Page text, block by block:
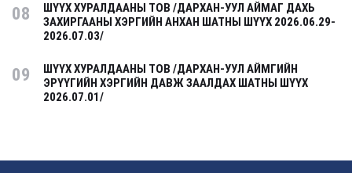
08
ШҮҮХ ХУРАЛДААНЫ ТОВ /ДАРХАН-УУЛ АЙМАГ ДАХЬ
ЗАХИРГААНЫ ХЭРГИЙН АНХАН ШАТНЫ ШҮҮХ 2026.06.29-
2026.07.03/
09
ШҮҮХ ХУРАЛДААНЫ ТОВ /ДАРХАН-УУЛ АЙМГИЙН
ЭРҮҮГИЙН ХЭРГИЙН ДАВЖ ЗААЛДАХ ШАТНЫ ШҮҮХ
2026.07.01/